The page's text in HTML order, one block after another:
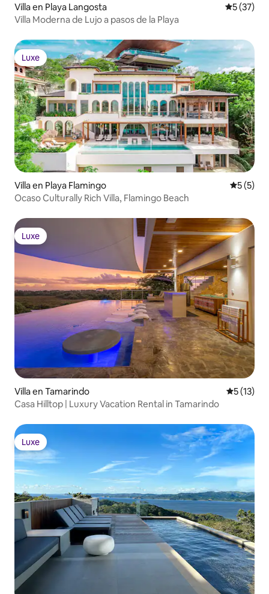
Villa en Playa Langosta
5 (37)
Villa Moderna de Lujo a pasos de la Playa
Luxe
Luxe
Villa en Playa Flamingo
5 (5)
Ocaso Culturally Rich Villa, Flamingo Beach
Luxe
Luxe
Villa en Tamarindo
5 (13)
Casa Hilltop | Luxury Vacation Rental in Tamarindo
Luxe
Luxe